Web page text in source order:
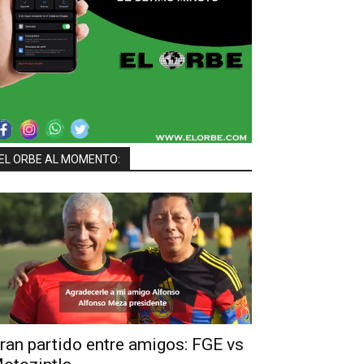
ORBE AL MOMENTO:
partido entre amigos: FGE vs